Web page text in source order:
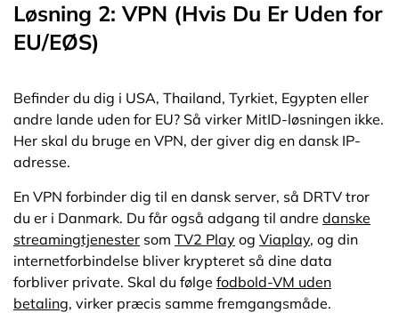
Løsning 2: VPN (Hvis Du Er Uden for
EU/EØS)
Befinder du dig i USA, Thailand, Tyrkiet, Egypten eller
andre lande uden for EU? Så virker MitID-løsningen ikke.
Her skal du bruge en VPN, der giver dig en dansk IP-
adresse.
En VPN forbinder dig til en dansk server, så DRTV tror
du er i Danmark. Du får også adgang til andre danske
streamingtjenester som TV2 Playog Viaplay, og din
internetforbindelse bliver krypteret så dine data
forbliver private. Skal du følge fodbold-VM uden
betaling, virker præcis samme fremgangsmåde.